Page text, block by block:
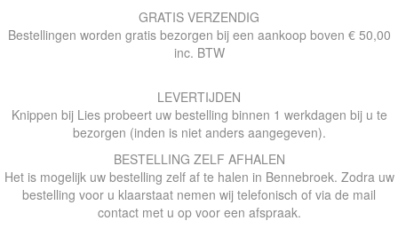
GRATIS VERZENDIG
Bestellingen worden gratis bezorgen bij een aankoop boven € 50,00
inc. BTW
LEVERTIJDEN
Knippen bij Lies probeert uw bestelling binnen 1 werkdagen bij u te
bezorgen (inden is niet anders aangegeven).
BESTELLING ZELF AFHALEN
Het is mogelijk uw bestelling zelf af te halen in Bennebroek. Zodra uw
bestelling voor u klaarstaat nemen wij telefonisch of via de mail
contact met u op voor een afspraak.